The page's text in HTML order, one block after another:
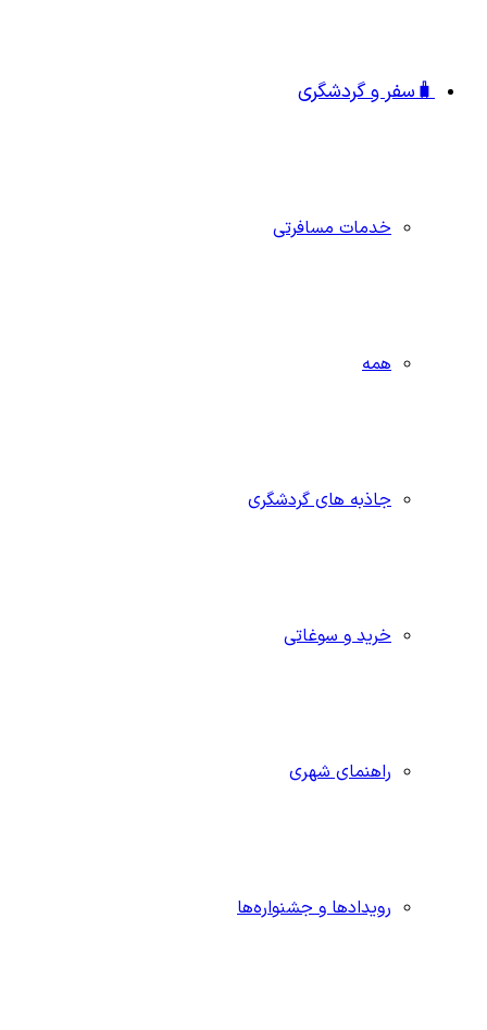
🧳سفر و گردشگری
خدمات مسافرتی
همه
جاذبه‌ های گردشگری
خرید و سوغاتی
راهنمای شهری
رویدادها و جشنواره‌ها